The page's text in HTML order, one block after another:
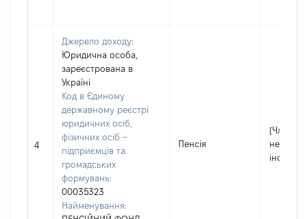
4
Джерело доходу:
Юридична особа,
зареєстрована в
Україні
Код в Єдиному
державному реєстрі
юридичних осіб,
фізичних осіб –
підприємців та
громадських
формувань:
00035323
Найменування:
Пенсія
[Член
не надав